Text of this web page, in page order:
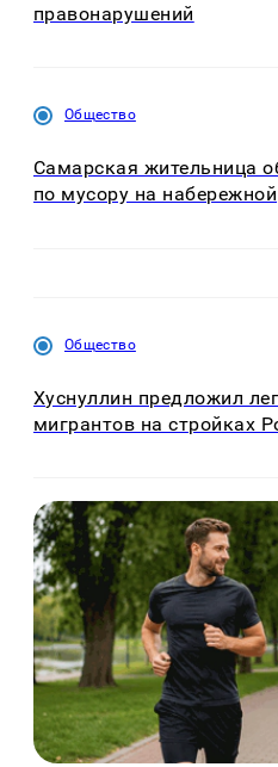
правонарушений
Общество
Самарская жительница
по мусору на набережной
Общество
Хуснуллин предложил
мигрантов на стройках